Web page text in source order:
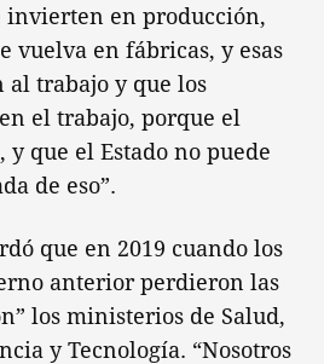
invierten en producción,
vuelva en fábricas, y esas
al trabajo y que los
el trabajo, porque el
que el Estado no puede
de eso”.
que en 2019 cuando los
anterior perdieron las
los ministerios de Salud,
y Tecnología. “Nosotros